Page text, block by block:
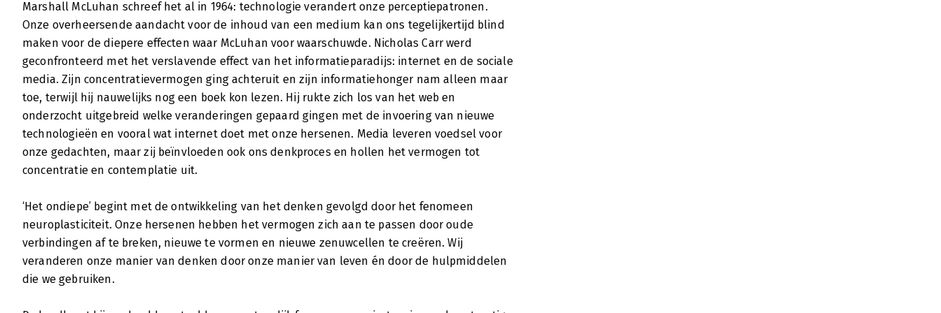
gaat het dus om. Welke invloed heeft de informatievoorziening van internet op ons
en dan specifiek op onze hersenen.
Lees verder
De opkomst van het pannenkoekenbrein
Jeroen Ansink | 17 juni 2011
Computers zouden eigenlijk met een waarschuwing moeten komen:
‘Internetgebruik is schadelijk voor het denkvermogen’. Dat is althans de conclusie
die zich opdringt na het lezen van Het ondiepe van de Amerikaanse technologie-
leiden, vinden we het steeds moeilijker om lange tijd geconcentreerd een tekst te
lezen. De niet aflatende stroom van sociale en informatieve prikkels veroorzaakt
kortsluiting in zowel ons bewustzijn als ons onderbewuste. Het gevolg is dat we
minder informatie opnemen, een slechter geheugen krijgen, en minder in staat
zijn om creatief te denken.
Marshall McLuhan schreef het al in 1964: technologie verandert onze perceptiepatronen.
Onze overheersende aandacht voor de inhoud van een medium kan ons tegelijkertijd blind
maken voor de diepere effecten waar McLuhan voor waarschuwde. Nicholas Carr werd
geconfronteerd met het verslavende effect van het informatieparadijs: internet en de sociale
media. Zijn concentratievermogen ging achteruit en zijn informatiehonger nam alleen maar
toe, terwijl hij nauwelijks nog een boek kon lezen. Hij rukte zich los van het web en
onderzocht uitgebreid welke veranderingen gepaard gingen met de invoering van nieuwe
technologieën en vooral wat internet doet met onze hersenen. Media leveren voedsel voor
onze gedachten, maar zij beïnvloeden ook ons denkproces en hollen het vermogen tot
concentratie en contemplatie uit.
‘Het ondiepe’ begint met de ontwikkeling van het denken gevolgd door het fenomeen
neuroplasticiteit. Onze hersenen hebben het vermogen zich aan te passen door oude
verbindingen af te breken, nieuwe te vormen en nieuwe zenuwcellen te creëren. Wij
veranderen onze manier van denken door onze manier van leven én door de hulpmiddelen
die we gebruiken.